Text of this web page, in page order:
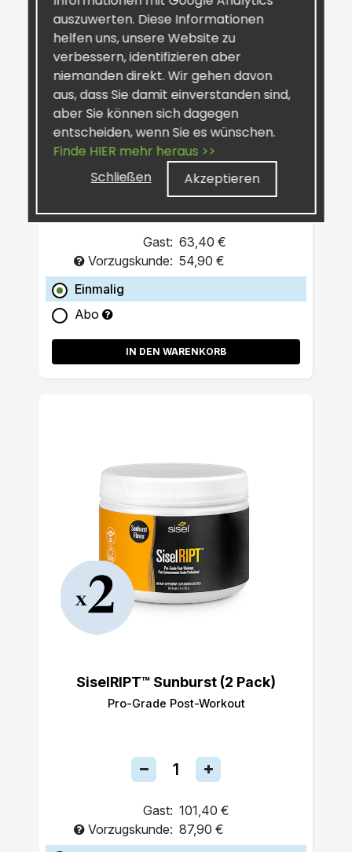
SiselRIPT™ Sunburst
Pro-Grade Post-Workout
Gast: 63,40 €
Vorzugskunde: 54,90 €
Einmalig
Abo
IN DEN WARENKORB
SiselRIPT™ Sunburst (2 Pack)
Pro-Grade Post-Workout
Gast: 101,40 €
Vorzugskunde: 87,90 €
auszuwerten. Diese Informationen
helfen uns, unsere Website zu
verbessern, identifizieren aber
niemanden direkt. Wir gehen davon
aus, dass Sie damit einverstanden sind,
aber Sie können sich dagegen
entscheiden, wenn Sie es wünschen.
Finde HIER mehr heraus >>
Schließen
Akzeptieren